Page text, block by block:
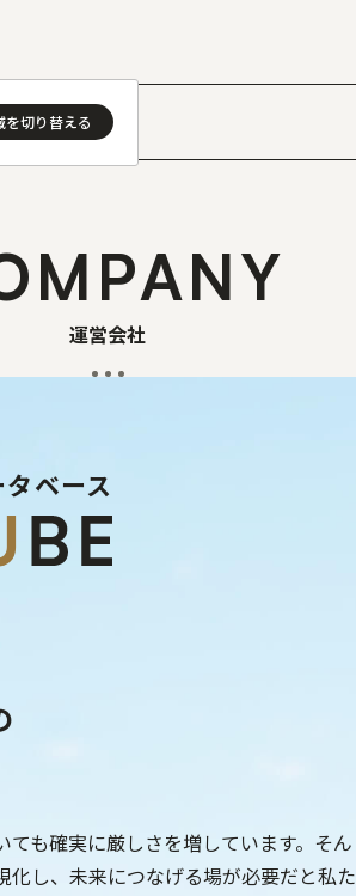
旭川(上川･留萌･宗谷)版
帯広(十勝)版
運営会社
ベース
も確実に厳しさを増しています。そん
し、未来につなげる場が必要だと私た